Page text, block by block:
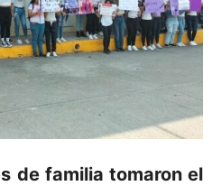
de familia tomaron el